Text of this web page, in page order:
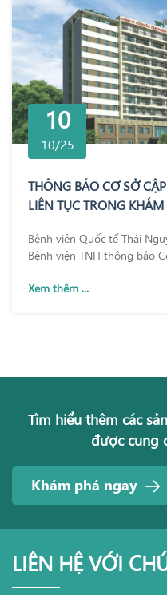
10
10/25
THÔNG BÁO CƠ SỞ
LIÊN TỤC TRONG
Bệnh viện Quốc tế Thái
Bệnh viện TNH thông báo
Xem thêm ...
Tìm hiểu thêm các
được cung
Khám phá ngay
LIÊN HỆ VỚI